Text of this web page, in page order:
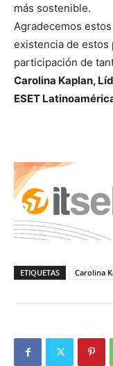
más sostenible.
Agradecemos
existencia de estos
participación de
Carolina Kaplan,
ESET
ETIQUETAS Carolina